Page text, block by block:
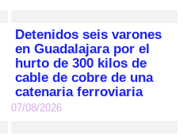
Detenidos seis varones
en Guadalajara por el
hurto de 300 kilos de
cable de cobre de una
catenaria ferroviaria
07/08/2026